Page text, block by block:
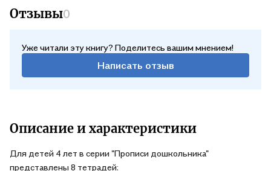
Отзывы0
Уже читали эту книгу? Поделитесь вашим мнением!
Написать отзыв
Описание и характеристики
Для детей 4 лет в серии "Прописи дошкольника"
представлены 8 тетрадей: